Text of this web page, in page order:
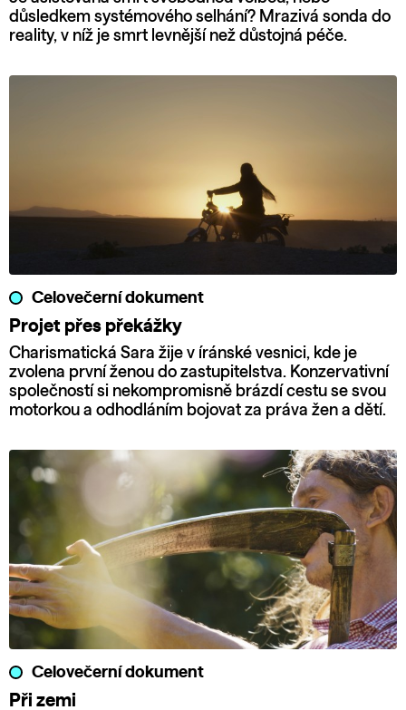
důsledkem systémového selhání? Mrazivá sonda do
reality, v níž je smrt levnější než důstojná péče.
Celovečerní dokument
Projet přes překážky
Charismatická Sara žije v íránské vesnici, kde je
zvolena první ženou do zastupitelstva. Konzervativní
společností si nekompromisně brázdí cestu se svou
motorkou a odhodláním bojovat za práva žen a dětí.
Celovečerní dokument
Při zemi